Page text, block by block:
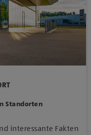
Standorten
interessante Fakten